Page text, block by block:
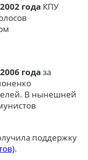
года КПУ
года за
В нынешней
поддержку
.